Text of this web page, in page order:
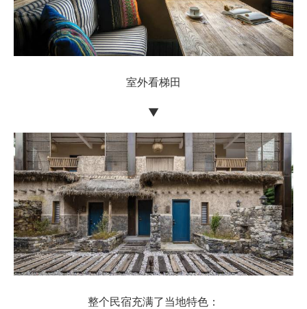
室外看梯田
▼
整个民宿充满了当地特色：